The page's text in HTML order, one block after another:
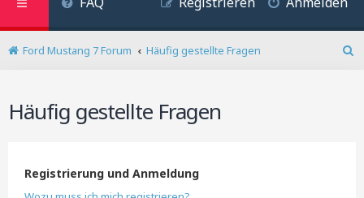
Ford Mustang 7 Forum
Häufig gestellte Fragen
Häufig gestellte Fragen
Registrierung und Anmeldung